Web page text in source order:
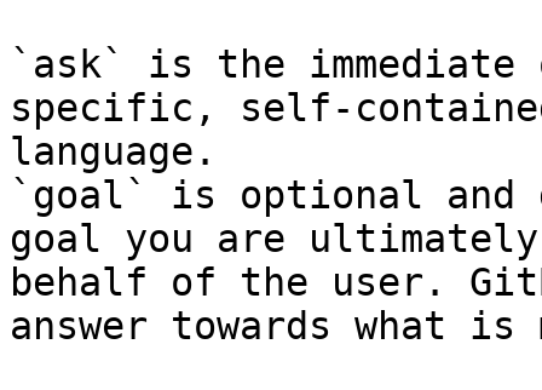
`ask` is the
specific, self-
language.
`goal` is optional and
goal you are
behalf of the user.
answer towards what